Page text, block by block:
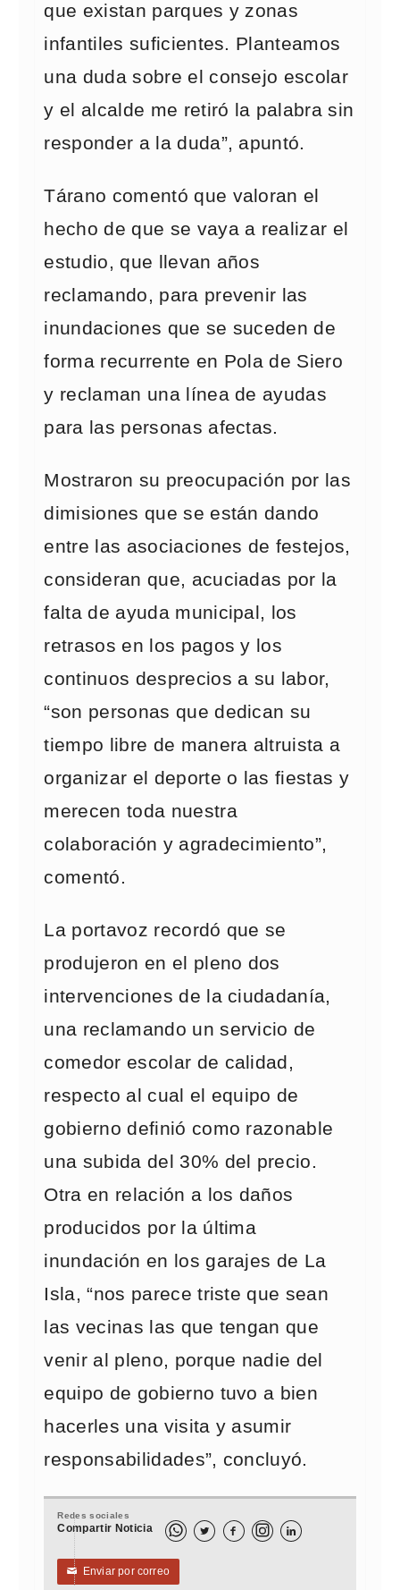
que existan parques y zonas
infantiles suficientes. Planteamos
una duda sobre el consejo escolar
y el alcalde me retiró la palabra sin
responder a la duda”, apuntó.
Tárano comentó que valoran el
hecho de que se vaya a realizar el
estudio, que llevan años
reclamando, para prevenir las
inundaciones que se suceden de
forma recurrente en Pola de Siero
y reclaman una línea de ayudas
para las personas afectas.
Mostraron su preocupación por las
dimisiones que se están dando
entre las asociaciones de festejos,
consideran que, acuciadas por la
falta de ayuda municipal, los
retrasos en los pagos y los
continuos desprecios a su labor,
“son personas que dedican su
tiempo libre de manera altruista a
organizar el deporte o las fiestas y
merecen toda nuestra
colaboración y agradecimiento”,
comentó.
La portavoz recordó que se
produjeron en el pleno dos
intervenciones de la ciudadanía,
una reclamando un servicio de
comedor escolar de calidad,
respecto al cual el equipo de
gobierno definió como razonable
una subida del 30% del precio.
Otra en relación a los daños
producidos por la última
inundación en los garajes de La
Isla, “nos parece triste que sean
las vecinas las que tengan que
venir al pleno, porque nadie del
equipo de gobierno tuvo a bien
hacerles una visita y asumir
responsabilidades”, concluyó.
Redes sociales
Compartir Noticia   
✉ Enviar por correo